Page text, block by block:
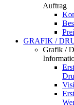
Auftrag
GRAFIK /
Grafik /